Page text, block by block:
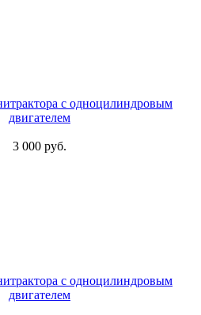
с одноцилиндровым
двигателем
3 000 руб.
с одноцилиндровым
двигателем